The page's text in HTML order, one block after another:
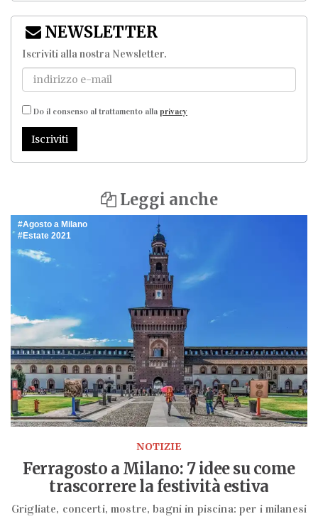
NEWSLETTER
Iscriviti alla nostra Newsletter.
Do il consenso al trattamento alla privacy
Iscriviti
Leggi anche
Agosto a Milano
Estate 2021
NOTIZIE
Ferragosto a Milano: 7 idee su come
trascorrere la festività estiva
Grigliate, concerti, mostre, bagni in piscina: per i milanesi